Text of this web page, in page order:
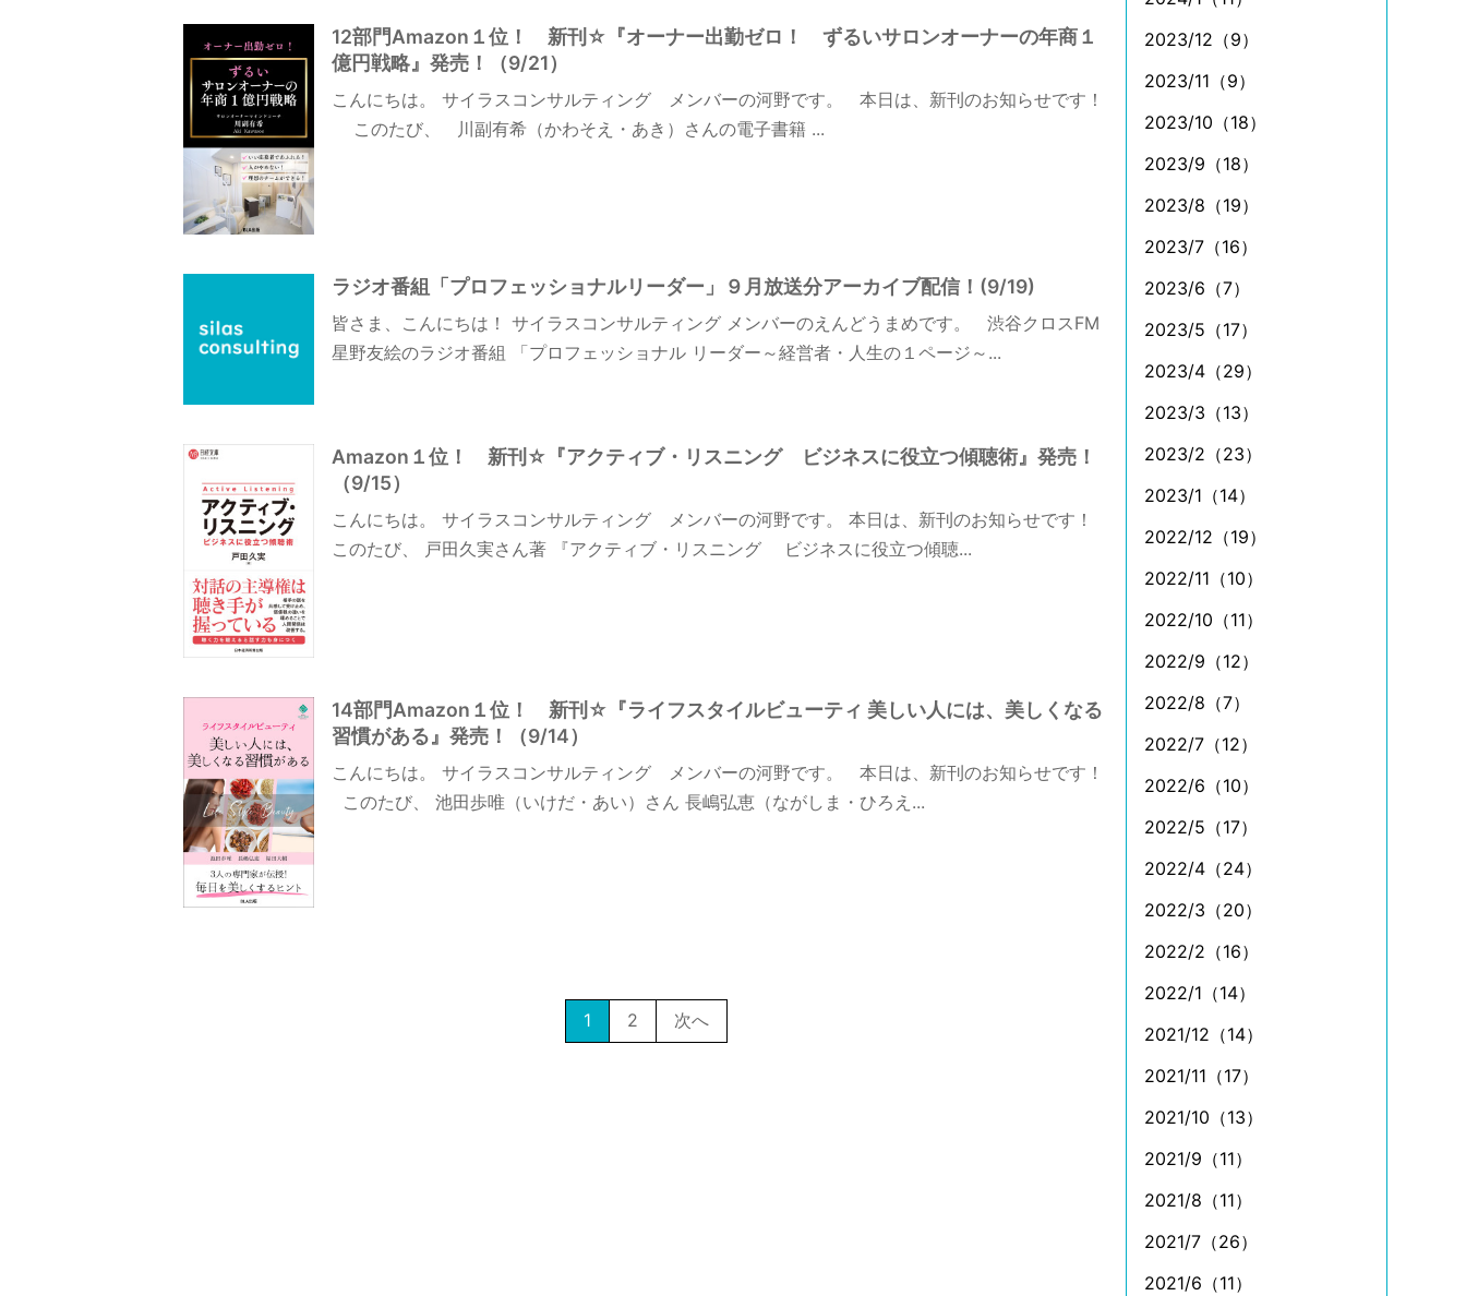
12部門Amazon１位！ 新刊☆『オーナー出勤ゼロ！ ずるいサロンオーナーの年商１
億円戦略』発売！（9/21）
こんにちは。 サイラスコンサルティング メンバーの河野です。 本日は、新刊のお知らせです！
このたび、 川副有希（かわそえ・あき）さんの電子書籍 ...
ラジオ番組「プロフェッショナルリーダー」９月放送分アーカイブ配信！(9/19)
皆さま、こんにちは！ サイラスコンサルティング メンバーのえんどうまめです。 渋谷クロスFM
星野友絵のラジオ番組 「プロフェッショナル リーダー～経営者・人生の１ページ～...
Amazon１位！ 新刊☆『アクティブ・リスニング ビジネスに役立つ傾聴術』発売！
（9/15）
こんにちは。 サイラスコンサルティング メンバーの河野です。 本日は、新刊のお知らせです！
このたび、 戸田久実さん著 『アクティブ・リスニング ビジネスに役立つ傾聴...
14部門Amazon１位！ 新刊☆『ライフスタイルビューティ 美しい人には、美しくなる
習慣がある』発売！（9/14）
こんにちは。 サイラスコンサルティング メンバーの河野です。 本日は、新刊のお知らせです！
このたび、 池田歩唯（いけだ・あい）さん 長嶋弘恵（ながしま・ひろえ...
1 2 次へ
2023/12（9）
2023/11（9）
2023/10（18）
2023/9（18）
2023/8（19）
2023/7（16）
2023/6（7）
2023/5（17）
2023/4（29）
2023/3（13）
2023/2（23）
2023/1（14）
2022/12（19）
2022/11（10）
2022/10（11）
2022/9（12）
2022/8（7）
2022/7（12）
2022/6（10）
2022/5（17）
2022/4（24）
2022/3（20）
2022/2（16）
2022/1（14）
2021/12（14）
2021/11（17）
2021/10（13）
2021/9（11）
2021/8（11）
2021/7（26）
2021/6（11）